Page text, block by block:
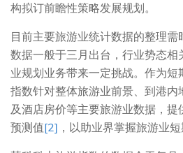
构拟订前瞻性策略发展规划。
目前主要旅游业统计数据的整理
数据一般于三月出台，行业势态
业规划业务带来一定挑战。作为
指数针对整体旅游业前景、到港
及酒店房价等主要旅游业数据，
预测值[2] ，以助业界掌握旅游业短